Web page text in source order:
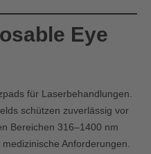
Eye
für Laserbehandlungen.
schützen zuverlässig vor
Bereichen 316–1400 nm
Anforderungen.